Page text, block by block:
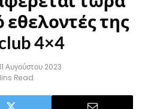
της
4×4
Αυγούστου 2023
Read